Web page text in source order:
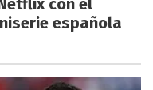
con el
española